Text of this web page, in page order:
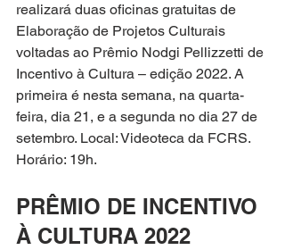
realizará duas oficinas gratuitas de
Elaboração de Projetos Culturais
voltadas ao Prêmio Nodgi Pellizzetti de
Incentivo à Cultura – edição 2022. A
primeira é nesta semana, na quarta-
feira, dia 21, e a segunda no dia 27 de
setembro. Local: Videoteca da FCRS.
Horário: 19h.
PRÊMIO DE INCENTIVO
À CULTURA 2022